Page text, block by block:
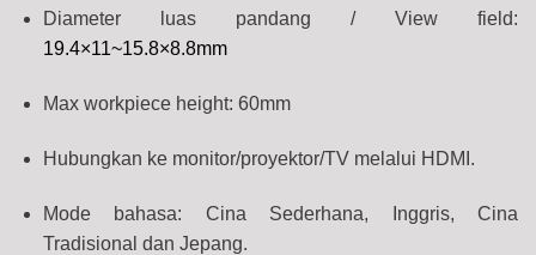
Diameter luas pandang / View field:
19.4×11~15.8×8.8mm
Max workpiece height: 60mm
Hubungkan ke monitor/proyektor/TV melalui HDMI.
Mode bahasa: Cina Sederhana, Inggris, Cina
Tradisional dan Jepang.